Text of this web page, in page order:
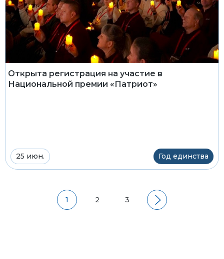
Открыта регистрация на участие в
Национальной премии «Патриот»
25 июн. Год единства
1 2 3